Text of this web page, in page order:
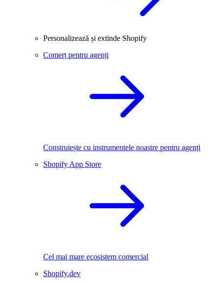
Personalizează și extinde Shopify
Comerț pentru agenți
Construiește cu instrumentele noastre pentru agenți
Shopify App Store
Cel mai mare ecosistem comercial
Shopify.dev